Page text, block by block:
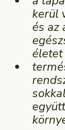
kerül
és az